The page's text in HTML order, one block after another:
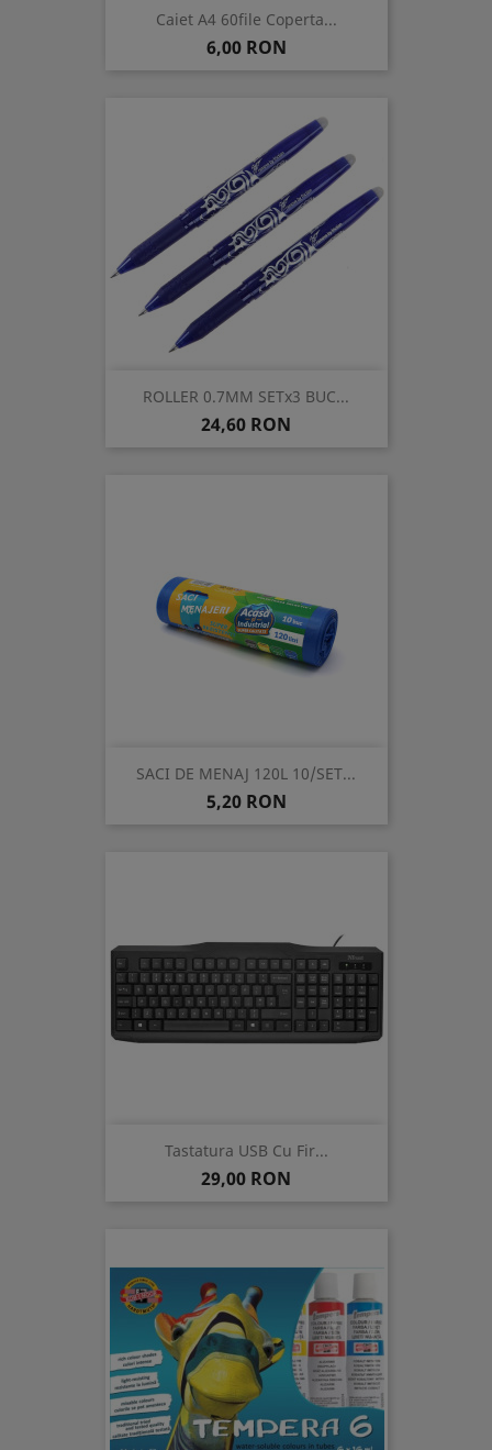
Caiet A4 60file Coperta...
Pret
6,00 RON
ROLLER 0.7MM SETx3 BUC...
Pret
24,60 RON
SACI DE MENAJ 120L 10/SET...
Pret
5,20 RON
Tastatura USB Cu Fir...
Pret
29,00 RON